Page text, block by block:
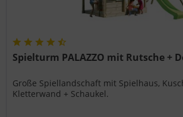
Spielturm PALAZZO mit Rutsche +
Große Spiellandschaft mit Spielhaus,
Kletterwand + Schaukel.